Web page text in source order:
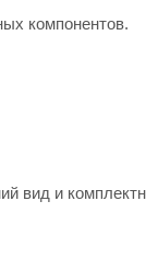
компонентов.
вид и